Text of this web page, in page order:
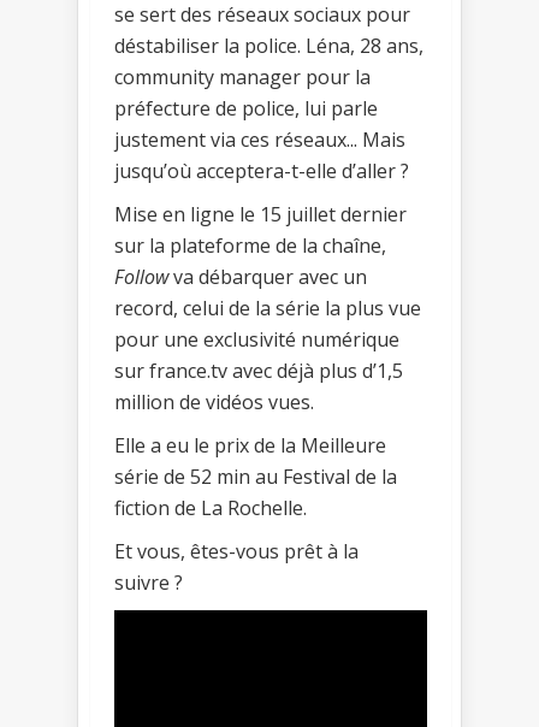
se sert des réseaux sociaux pour
déstabiliser la police. Léna, 28 ans,
community manager pour la
préfecture de police, lui parle
justement via ces réseaux... Mais
jusqu’où acceptera-t-elle d’aller ?
Mise en ligne le 15 juillet dernier
sur la plateforme de la chaîne,
Followva débarquer avec un
record, celui de la série la plus vue
pour une exclusivité numérique
sur france.tv avec déjà plus d’1,5
million de vidéos vues.
Elle a eu le prix de la Meilleure
série de 52 min au Festival de la
fiction de La Rochelle.
Et vous, êtes-vous prêt à la
suivre ?